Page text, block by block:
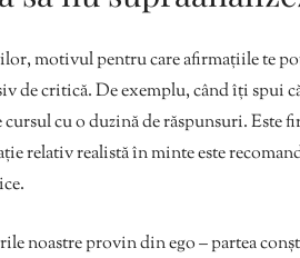
motivul pentru care afirmațiile te
de critică. De exemplu, când îți spui
cursul cu o duzină de răspunsuri. Este
relativ realistă în minte este
noastre provin din ego – partea